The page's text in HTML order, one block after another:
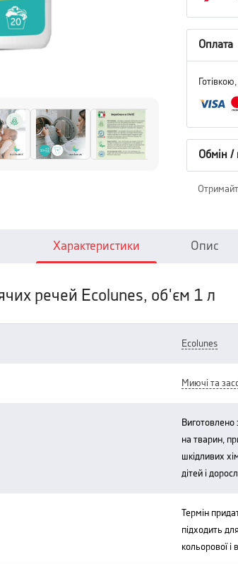
Оплата
Обмін /
Характеристики Опис
речей Ecolunes, об'єм 1 л
ecolunes
миючі та
виготовлено з засобів для чищення рослинного походження, не тестується
на тварин,
шкідливих
дітей і
підходить
кольорової і